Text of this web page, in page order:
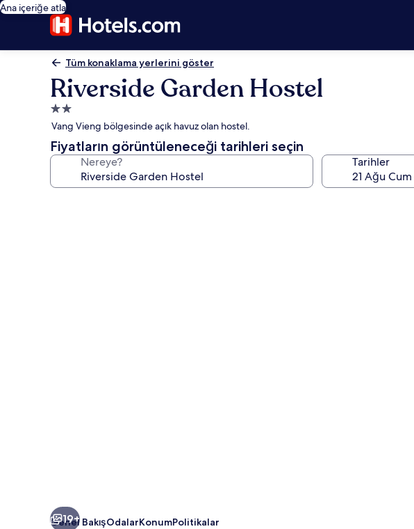
Ana içeriğe atla
Tüm konaklama yerlerini göster
Riverside Garden Hostel
2.0
yıldızlı
konaklama
yeri
Vang Vieng bölgesinde açık havuz olan hostel.
Fiyatların görüntüleneceği tarihleri seçin
Nereye? Tarihler
19+
Genel BakışOdalarKonumPolitikalar